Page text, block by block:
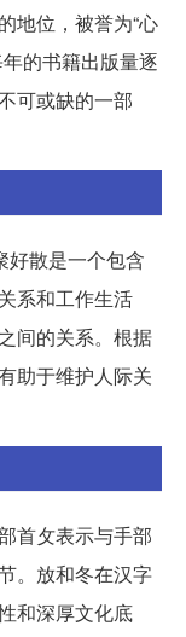
地位，被誉为“心
的书籍出版量逐
可或缺的一部
好散是一个包含
系和工作生活
间的关系。根据
助于维护人际关
首攵表示与手部
。放和冬在汉字
和深厚文化底